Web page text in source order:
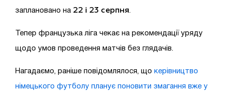
заплановано на 22 і 23 серпня
Тепер французька ліга чекає на рекомендації уряду
щодо умов проведення матчів без глядачів.
Нагадаємо, раніше повідомлялося, що керівництво
німецького футболу планує поновити змагання вже у